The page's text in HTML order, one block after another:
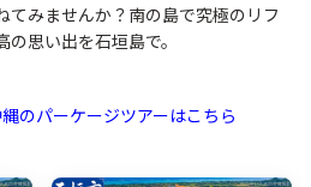
てみませんか？南の島で究極のリフ
思い出を石垣島で。
のパーケージツアーはこちら